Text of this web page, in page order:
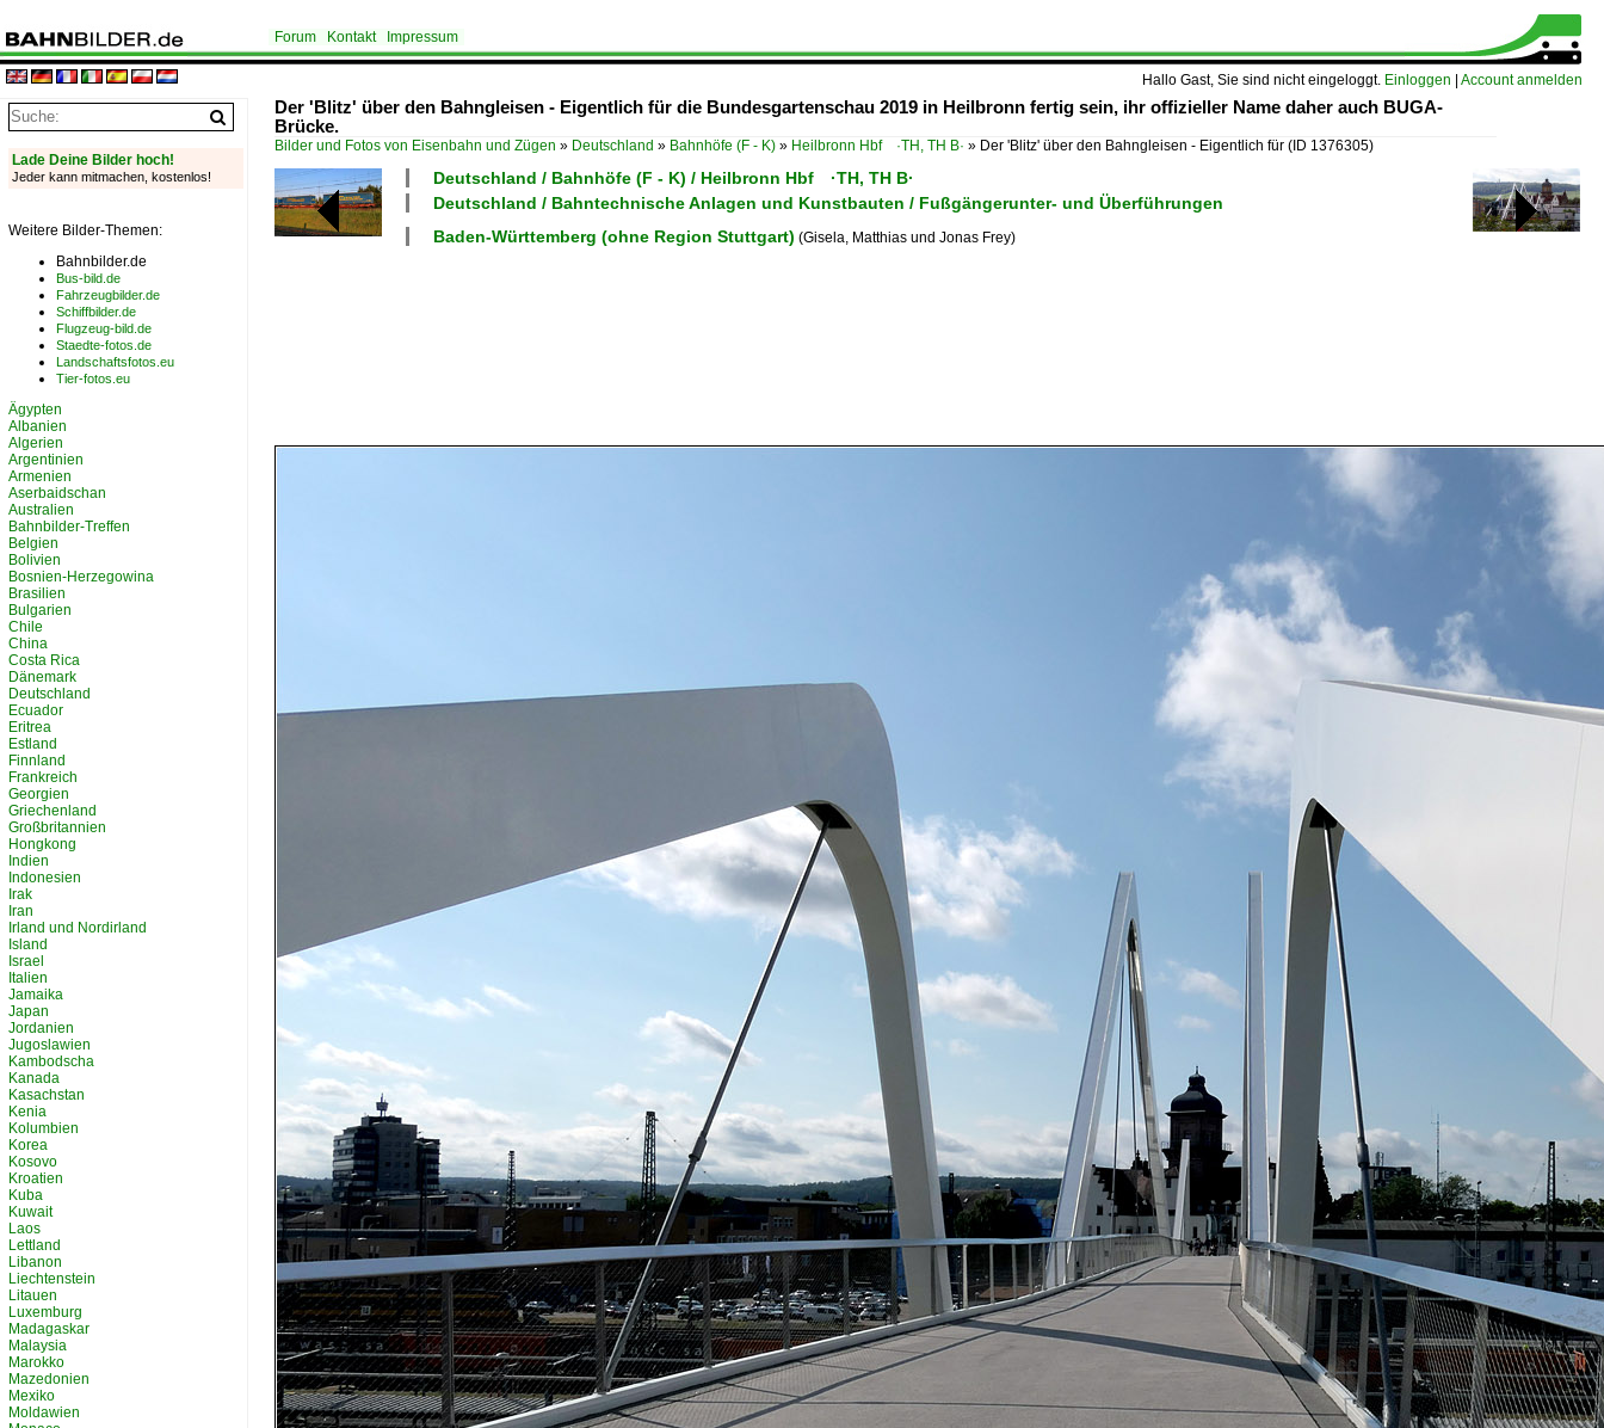
Hallo Gast, Sie sind nicht eingeloggt. Einloggen Account anmelden
Forum Kontakt Impressum
Der 'Blitz' über den Bahngleisen - Eigentlich für die Bundesgartenschau 2019 in Heilbronn fertig sein, ihr offizieller Name daher auch BUGA-
Brücke.
Bilder und Fotos von Eisenbahn und Zügen » Deutschland » Bahnhöfe (F - K) » Heilbronn Hbf ·TH, TH B· » Der 'Blitz' über den Bahngleisen - Eigentlich für (ID 1376305)
Deutschland / Bahnhöfe (F - K) / Heilbronn Hbf ·TH, TH B·
Deutschland / Bahntechnische Anlagen und Kunstbauten / Fußgängerunter- und Überführungen
Baden-Württemberg (ohne Region Stuttgart) (Gisela, Matthias und Jonas Frey)
Lade Deine Bilder hoch!
Jeder kann mitmachen, kostenlos!
Weitere Bilder-Themen:
Bahnbilder.de
Bus-bild.de
Fahrzeugbilder.de
Schiffbilder.de
Flugzeug-bild.de
Staedte-fotos.de
Landschaftsfotos.eu
Tier-fotos.eu
Ägypten
Albanien
Algerien
Argentinien
Armenien
Aserbaidschan
Australien
Bahnbilder-Treffen
Belgien
Bolivien
Bosnien-Herzegowina
Brasilien
Bulgarien
Chile
China
Costa Rica
Dänemark
Deutschland
Ecuador
Eritrea
Estland
Finnland
Frankreich
Georgien
Griechenland
Großbritannien
Hongkong
Indien
Indonesien
Irak
Iran
Irland und Nordirland
Island
Israel
Italien
Jamaika
Japan
Jordanien
Jugoslawien
Kambodscha
Kanada
Kasachstan
Kenia
Kolumbien
Korea
Kosovo
Kroatien
Kuba
Kuwait
Laos
Lettland
Libanon
Liechtenstein
Litauen
Luxemburg
Madagaskar
Malaysia
Marokko
Mazedonien
Mexiko
Moldawien